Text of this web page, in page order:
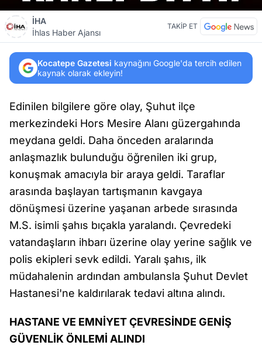
İHA
İhlas Haber Ajansı
TAKİP ET
Kocatepe Gazetesi kaynağını Google'da tercih edilen
kaynak olarak ekleyin!
Edinilen bilgilere göre olay, Şuhut ilçe
merkezindeki Hors Mesire Alanı güzergahında
meydana geldi. Daha önceden aralarında
anlaşmazlık bulunduğu öğrenilen iki grup,
konuşmak amacıyla bir araya geldi. Taraflar
arasında başlayan tartışmanın kavgaya
dönüşmesi üzerine yaşanan arbede sırasında
M.S. isimli şahıs bıçakla yaralandı. Çevredeki
vatandaşların ihbarı üzerine olay yerine sağlık ve
polis ekipleri sevk edildi. Yaralı şahıs, ilk
müdahalenin ardından ambulansla Şuhut Devlet
Hastanesi'ne kaldırılarak tedavi altına alındı.
HASTANE VE EMNİYET ÇEVRESİNDE GENİŞ
GÜVENLİK ÖNLEMİ ALINDI